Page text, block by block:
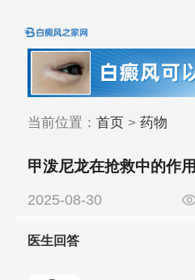
当前位置： 首页> 药物
甲泼尼龙在抢救中的作用
2025-08-30
医生回答